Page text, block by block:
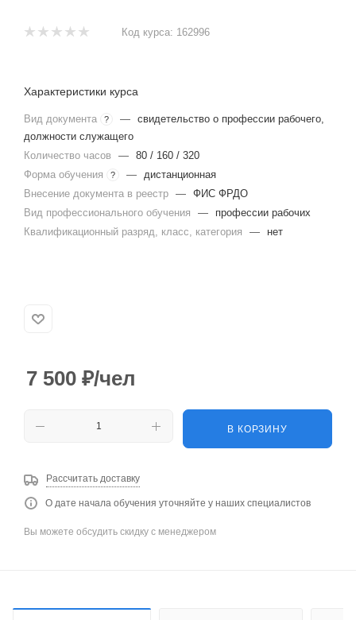
Код курса: 162996
Характеристики курса
Вид документа ? — свидетельство о профессии рабочего,
должности служащего
Количество часов
— 80 / 160 / 320
Форма обучения
? —
дистанционная
Внесение документа в реестр — ФИС ФРДО
Вид профессионального обучения
—
профессии рабочих
Квалификационный разряд, класс, категория
— нет
7 500 ₽/чел
В КОРЗИНУ
Рассчитать доставку
О дате начала обучения уточняйте у наших специалистов
Вы можете обсудить скидку с менеджером